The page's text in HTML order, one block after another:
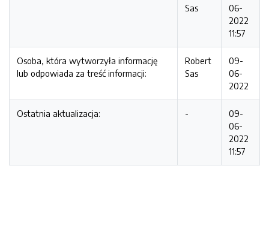
Sas
06-
2022
11:57
Osoba, która wytworzyła informację
lub odpowiada za treść informacji:
Robert
Sas
09-
06-
2022
Ostatnia aktualizacja: -
09-
06-
2022
11:57